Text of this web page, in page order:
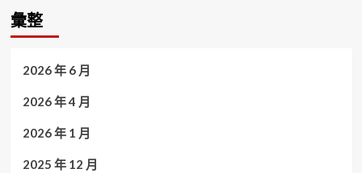
彙整
2026 年 6 月
2026 年 4 月
2026 年 1 月
2025 年 12 月